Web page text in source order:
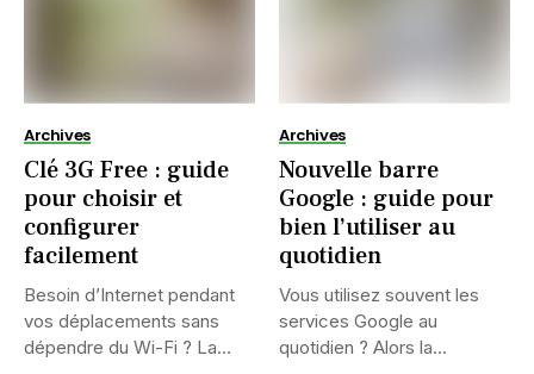
Archives
Clé 3G Free : guide
pour choisir et
configurer
facilement
Besoin d’Internet pendant
vos déplacements sans
dépendre du Wi-Fi ? La
Archives
Nouvelle barre
Google : guide pour
bien l’utiliser au
quotidien
Vous utilisez souvent les
services Google au
quotidien ? Alors la